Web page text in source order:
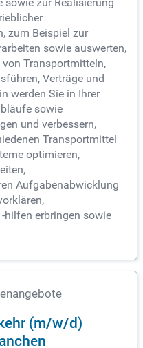
zum Beispiel zur
sowie auswerten,
Transportmitteln,
Verträge und
werden Sie in Ihrer
sowie
und verbessern,
Transportmittel
optimieren,
Aufgabenabwicklung
hilfen erbringen sowie
(m/w/d)